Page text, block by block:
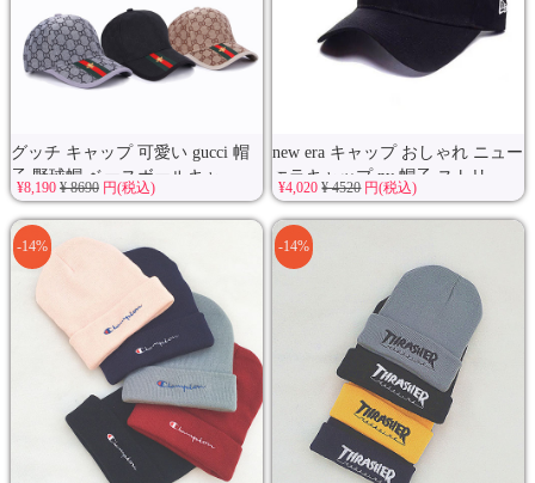
グッチ キャップ 可愛い gucci 帽
子 野球帽 ベースボールキャ...
¥8,190 ¥ 8690円(税込)
new era キャップ おしゃれ ニュー
エラキャップ ny 帽子 ストリ...
¥4,020¥ 4520円(税込)
-14% -14%